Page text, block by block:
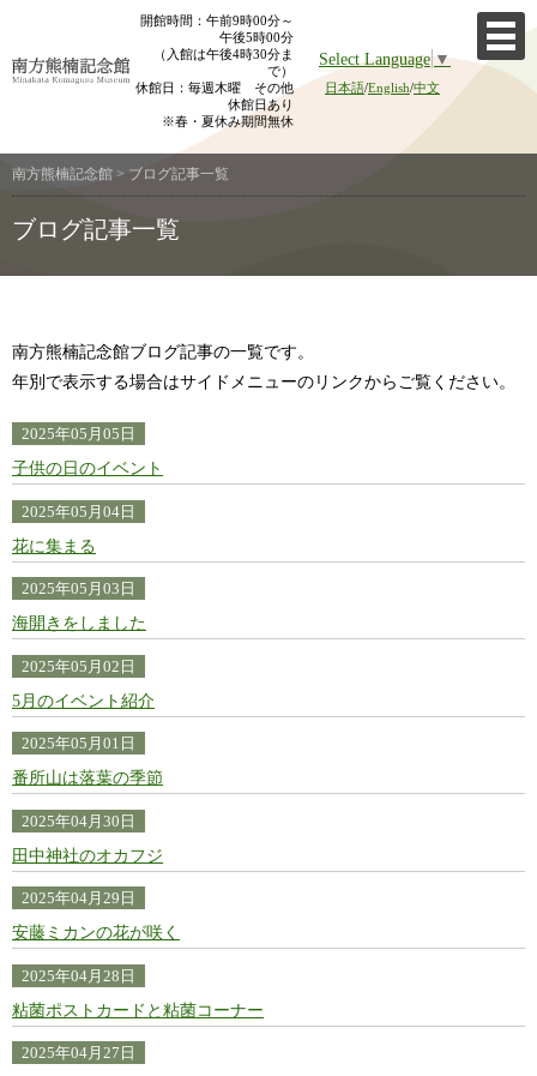
content
開館時間：午前9時00分～
午後5時00分
（入館は午後4時30分ま
で）
休館日：毎週木曜 その他
休館日あり
※春・夏休み期間無休
Select Language▼
日本語/English/中文
南方熊楠記念館 > ブログ記事一覧
ブログ記事一覧
南方熊楠記念館ブログ記事の一覧です。
年別で表示する場合はサイドメニューのリンクからご覧ください。
2025年05月05日
子供の日のイベント
2025年05月04日
花に集まる
2025年05月03日
海開きをしました
2025年05月02日
5月のイベント紹介
2025年05月01日
番所山は落葉の季節
2025年04月30日
田中神社のオカフジ
2025年04月29日
安藤ミカンの花が咲く
2025年04月28日
粘菌ポストカードと粘菌コーナー
2025年04月27日